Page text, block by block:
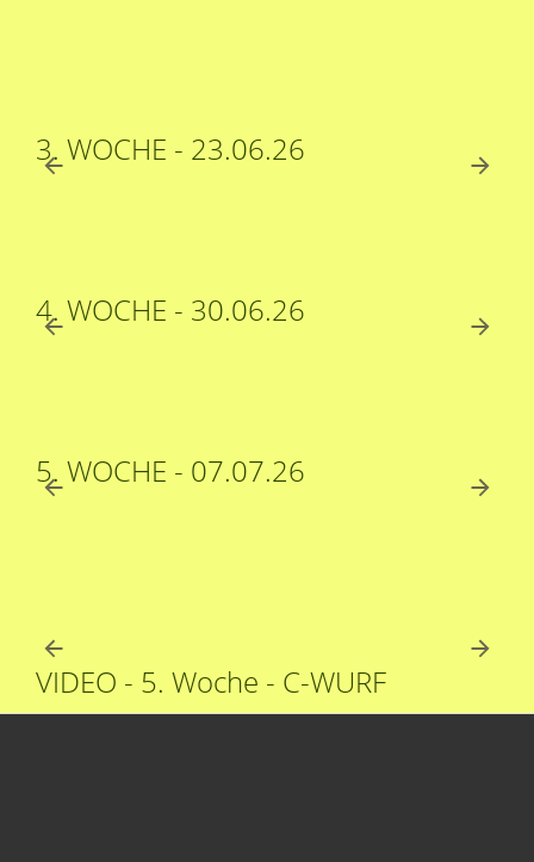
3. WOCHE - 23.06.26
4. WOCHE - 30.06.26
5. WOCHE - 07.07.26
VIDEO - 5. Woche - C-WURF